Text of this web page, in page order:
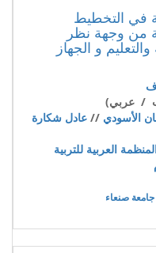
في التخطيط
من وجهة نظر
و الجهاز
/ عربي)
الأسودي // عادل شكارة
العربية للتربية
جامعة صنعاء